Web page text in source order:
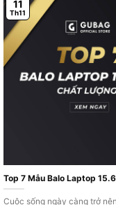
Top 7 Mẫu Balo Laptop
Cuộc sống ngày càng trở
11
Th11